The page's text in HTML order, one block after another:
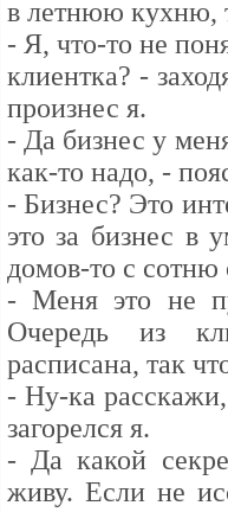
в летнюю кухню,
- Я, что-то не
клиентка? -
произнес я.
- Да бизнес у
как-то надо, -
- Бизнес? Это
это за бизнес в
домов-то с сотню
- Меня это не
Очередь из
расписана, так
- Ну-ка
загорелся я.
- Да какой
живу. Если не